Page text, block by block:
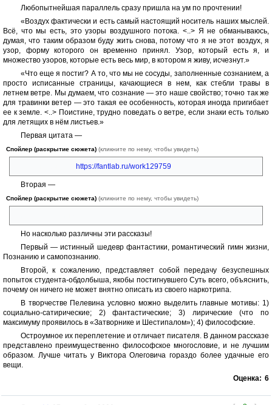
Любопытнейшая параллель сразу пришла на ум по прочтении!
«Воздух фактически и есть самый настоящий носитель наших мыслей.
Всё, что мы есть, это узоры воздушного потока. <..> Я не обманываюсь,
думая, что таким образом буду жить снова, потому что я не этот воздух, я
узор, форму которого он временно принял. Узор, который есть я, и
множество узоров, которые есть весь мир, в котором я живу, исчезнут.»
«Что еще я постиг? А то, что мы не сосуды, заполненные сознанием, а
просто исписанные страницы, качающиеся в нем, как стебли травы в
летнем ветре. Мы думаем, что сознание — это наше свойство; точно так же
для травинки ветер — это такая ее особенность, которая иногда пригибает
ее к земле. <..> Поистине, трудно поведать о ветре, если знаки есть только
для летящих в нём листьев.»
Первая цитата —
Спойлер (раскрытие сюжета) (кликните по нему, чтобы увидеть)
https://fantlab.ru/work129759
Вторая —
Спойлер (раскрытие сюжета) (кликните по нему, чтобы увидеть)
Но насколько различны эти рассказы!
Первый — истинный шедевр фантастики, романтический гимн жизни,
Познанию и самопознанию.
Второй, к сожалению, представляет собой передачу безуспешных
попыток студента-обдолбыша, якобы постигнувшего Суть всего, объяснить,
почему он ничего не может внятно описать из своего наркотрипа.
В творчестве Пелевина условно можно выделить главные мотивы: 1)
социально-сатирические; 2) фантастические; 3) лирические (что по
максимуму проявилось в «Затворнике и Шестипалом»); 4) философские.
Остроумное их переплетение и отличает писателя. В данном рассказе
представлено преимущественно философское многословие, и не лучшим
образом. Лучше читать у Виктора Олеговича гораздо более удачные его
вещи.
Оценка: 6